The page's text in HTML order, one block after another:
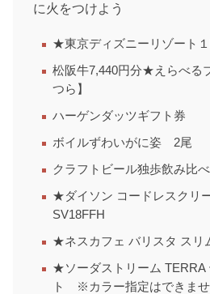
に火をつけよう
★東京ディズニーリゾート
松阪牛7,440円分★えらべ
つら】
ハーゲンダッツギフト券
ボイルずわいがに姿 2尾
クラフトビール独歩飲み比
★ダイソン コードレスクリ
SV18FFH
★ネスカフェ バリスタ スリ
★ソーダストリーム TERRA
ト ※カラー指定はできま